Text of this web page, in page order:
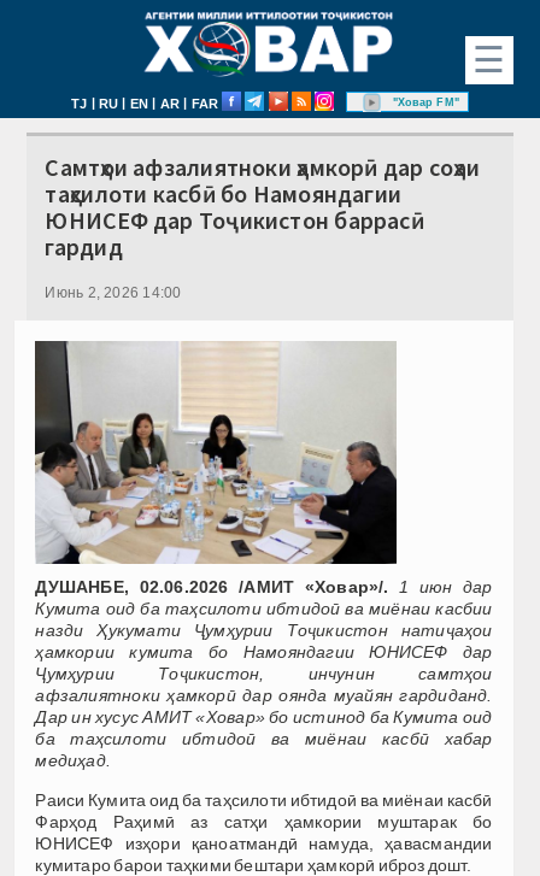
☰
TJ | RU | EN | AR | FAR "Ховар FM"
Самтҳои афзалиятноки ҳамкорӣ дар соҳаи
таҳсилоти касбӣ бо Намояндагии
ЮНИСЕФ дар Тоҷикистон баррасӣ
гардид
Июнь 2, 2026 14:00
ДУШАНБЕ, 02.06.2026 /АМИТ «Ховар»/.
1 июн дар
Кумита оид ба таҳсилоти ибтидоӣ ва миёнаи касбии
назди Ҳукумати Ҷумҳурии Тоҷикистон натиҷаҳои
ҳамкории кумита бо Намояндагии ЮНИСЕФ дар
Ҷумҳурии Тоҷикистон, инчунин самтҳои
афзалиятноки ҳамкорӣ дар оянда муайян гардиданд.
Дар ин хусус АМИТ «Ховар» бо истинод ба Кумита оид
ба таҳсилоти ибтидоӣ ва миёнаи касбӣ хабар
медиҳад.
Раиси Кумита оид ба таҳсилоти ибтидоӣ ва миёнаи касбӣ
Фарҳод Раҳимӣ аз сатҳи ҳамкории муштарак бо
ЮНИСЕФ изҳори қаноатмандӣ намуда, ҳавасмандии
кумитаро барои таҳкими бештари ҳамкорӣ иброз дошт.